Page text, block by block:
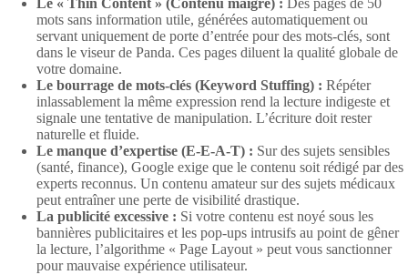
Le « Thin Content » (Contenu maigre) : Des pages de 50
mots sans information utile, générées automatiquement ou
servant uniquement de porte d’entrée pour des mots-clés, sont
dans le viseur de Panda. Ces pages diluent la qualité globale de
votre domaine.
Le bourrage de mots-clés (Keyword Stuffing) : Répéter
inlassablement la même expression rend la lecture indigeste et
signale une tentative de manipulation. L’écriture doit rester
naturelle et fluide.
Le manque d’expertise (E-E-A-T) : Sur des sujets sensibles
(santé, finance), Google exige que le contenu soit rédigé par des
experts reconnus. Un contenu amateur sur des sujets médicaux
peut entraîner une perte de visibilité drastique.
La publicité excessive : Si votre contenu est noyé sous les
bannières publicitaires et les pop-ups intrusifs au point de gêner
la lecture, l’algorithme « Page Layout » peut vous sanctionner
pour mauvaise expérience utilisateur.